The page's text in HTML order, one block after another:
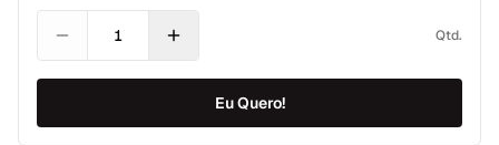
Qtd.
Eu Quero!